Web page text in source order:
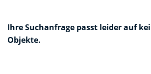
Ihre Suchanfrage passt leider auf
Objekte.